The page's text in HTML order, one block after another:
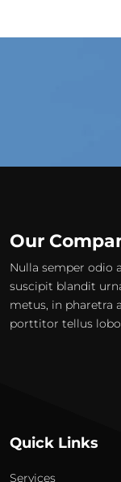
Our
Nulla semper odio
suscipit blandit
metus, in pharetra
porttitor tellus
Quick Links
Services